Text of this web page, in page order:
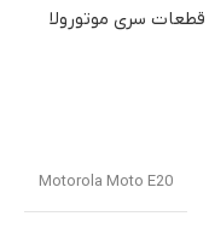
قطعات سری موتورولا
Motorola Moto E20